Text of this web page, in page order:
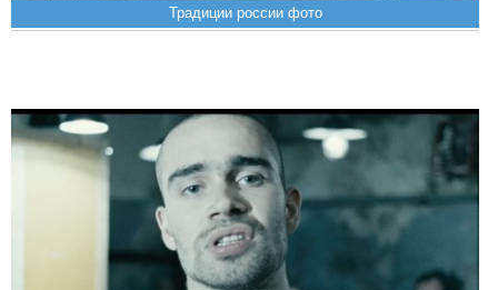
Традиции россии фото